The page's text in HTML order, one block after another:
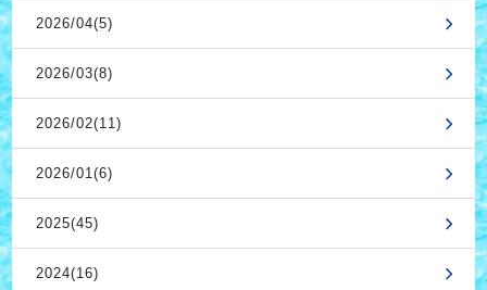
2026/04(5)
2026/03(8)
2026/02(11)
2026/01(6)
2025(45)
2024(16)